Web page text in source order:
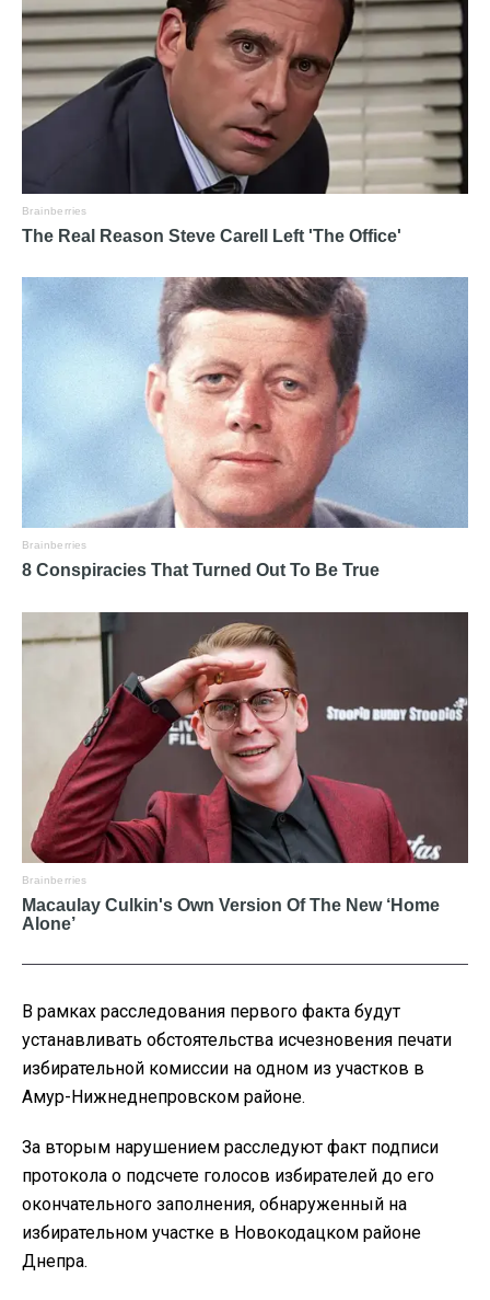
В рамках расследования первого факта будут
устанавливать обстоятельства исчезновения печати
избирательной комиссии на одном из участков в
Амур-Нижнеднепровском районе.
За вторым нарушением расследуют факт подписи
протокола о подсчете голосов избирателей до его
окончательного заполнения, обнаруженный на
избирательном участке в Новокодацком районе
Днепра.